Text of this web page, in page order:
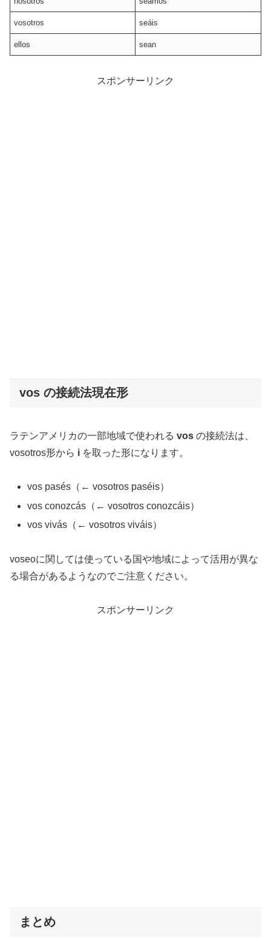
vosotros seáis
ellos sean
スポンサーリンク
vos の接続法現在形
ラテンアメリカの一部地域で使われる vos の接続法は、
vosotros形から i を取った形になります。
vos pasés（← vosotros paséis）
vos conozcás（← vosotros conozcáis）
vos vivás（← vosotros viváis）
voseoに関しては使っている国や地域によって活用が異な
る場合があるようなのでご注意ください。
スポンサーリンク
まとめ